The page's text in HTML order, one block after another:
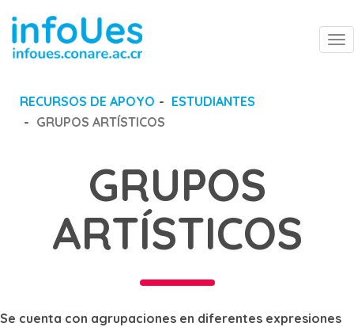
RECURSOS DE APOYO
ESTUDIANTES
GRUPOS ARTÍSTICOS
GRUPOS
ARTÍSTICOS
Se cuenta con agrupaciones en diferentes expresiones